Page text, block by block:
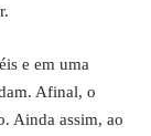
e em uma
Afinal, o
Ainda assim, ao